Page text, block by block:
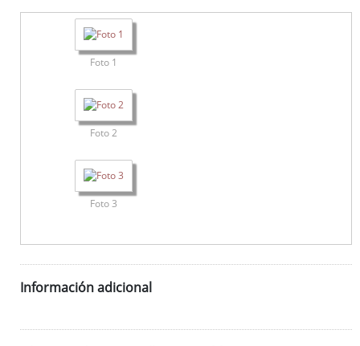
Foto 1
Foto 2
Foto 3
Información adicional